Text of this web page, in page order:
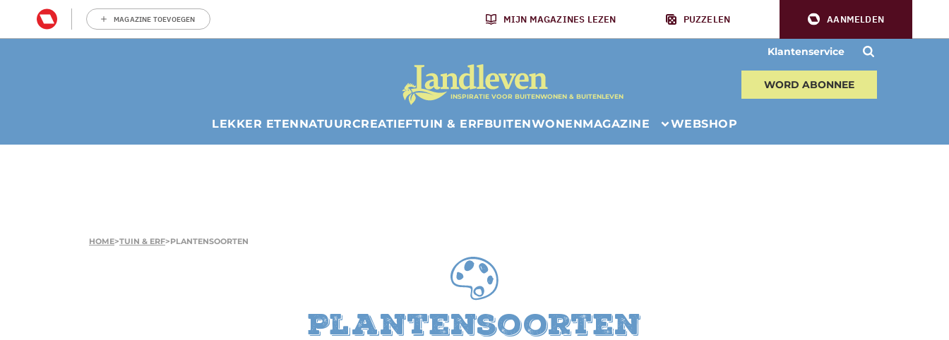
MAGAZINE TOEVOEGEN MIJN MAGAZINES LEZEN PUZZELEN AANMELDEN
Klantenservice
INSPIRATIE VOOR BUITENWONEN & BUITENLEVEN
WORD ABONNEE
LEKKER ETENNATUURCREATIEFTUIN & ERFBUITENWONENMAGAZINE WEBSHOP
HOME>TUIN & ERF>PLANTENSOORTEN
Plantensoorten